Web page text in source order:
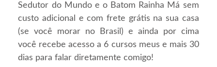
Sedutor do Mundo e o Batom Rainha Má sem
custo adicional e com frete grátis na sua casa
(se você morar no Brasil) e ainda por cima
você recebe acesso a 6 cursos meus e mais 30
dias para falar diretamente comigo!